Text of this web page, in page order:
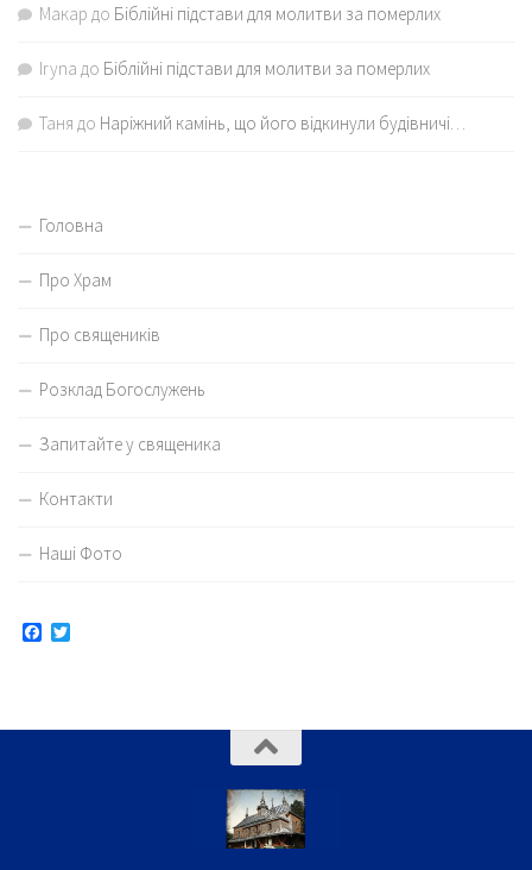
Макар до Біблійні підстави для молитви за померлих
Iryna до Біблійні підстави для молитви за померлих
Таня до Наріжний камінь, що його відкинули будівничі…
Головна
Про Храм
Про священиків
Розклад Богослужень
Запитайте у священика
Контакти
Наші Фото
Facebook